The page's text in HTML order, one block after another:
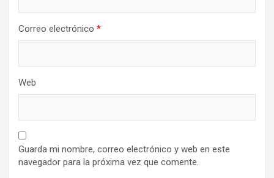
Correo electrónico *
Web
Guarda mi nombre, correo electrónico y web en este
navegador para la próxima vez que comente.